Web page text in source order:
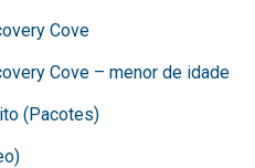
Cove
Cove – menor de idade
(Pacotes)